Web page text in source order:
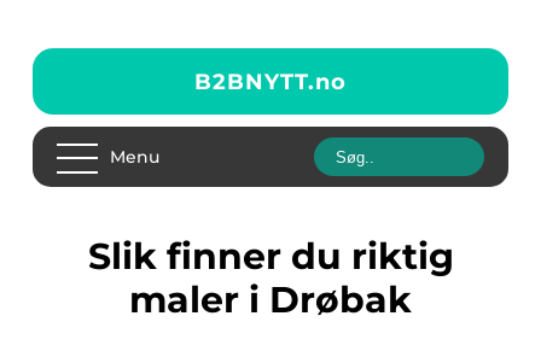
B2BNYTT.no
Menu
Slik finner du riktig
maler i Drøbak